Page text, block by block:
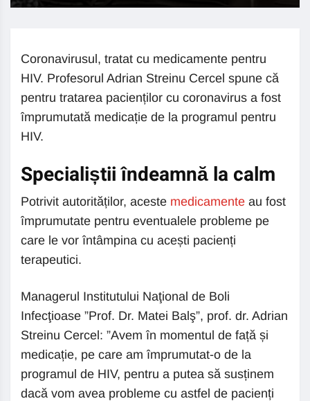
Coronavirusul, tratat cu medicamente pentru
HIV. Profesorul Adrian Streinu Cercel spune că
pentru tratarea pacienților cu coronavirus a fost
împrumutată medicație de la programul pentru
HIV.
Specialiștii îndeamnă la calm
Potrivit autorităților, aceste medicamente au fost
împrumutate pentru eventualele probleme pe
care le vor întâmpina cu acești pacienți
terapeutici.
Managerul Institutului Naţional de Boli
Infecţioase ”Prof. Dr. Matei Balş”, prof. dr. Adrian
Streinu Cercel: ”Avem în momentul de față și
medicație, pe care am împrumutat-o de la
programul de HIV, pentru a putea să susținem
dacă vom avea probleme cu astfel de pacienți